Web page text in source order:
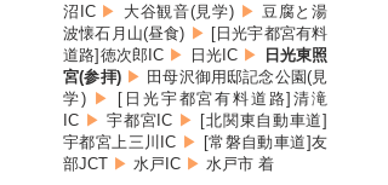
沼IC ▶ 大谷観音(見学) ▶ 豆腐と湯
波懐石月山(昼食) ▶ [日光宇都宮有料
道路]徳次郎IC ▶ 日光IC ▶
日光東照
宮(参拝) ▶ 田母沢御用邸記念公園(見
学) ▶
[日光宇都宮有料道路]清滝
IC ▶ 宇都宮IC ▶ [北関東自動車道]
宇都宮上三川IC ▶ [常磐自動車道]友
部JCT ▶ 水戸IC ▶ 水戸市 着